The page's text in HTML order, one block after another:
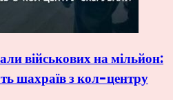
військових на мільйон:
шахраїв з кол-центру